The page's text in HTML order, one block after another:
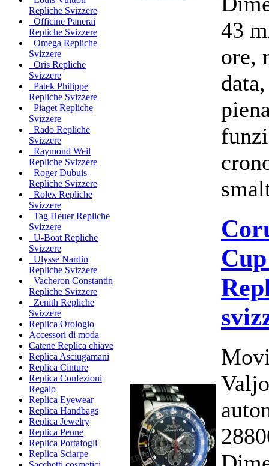
Repliche Svizzere
Officine Panerai
Repliche Svizzere
Omega Repliche
Svizzere
Oris Repliche
Svizzere
Patek Philippe
Repliche Svizzere
Piaget Repliche
Svizzere
Rado Repliche
Svizzere
Raymond Weil
Repliche Svizzere
Roger Dubuis
Repliche Svizzere
Rolex Repliche
Svizzere
Tag Heuer Repliche
Svizzere
U-Boat Repliche
Svizzere
Ulysse Nardin
Repliche Svizzere
Vacheron Constantin
Repliche Svizzere
Zenith Repliche
Svizzere
Replica Orologio
Accessori di moda
Catene Replica chiave
Replica Asciugamani
Replica Cinture
Replica Confezioni
Regalo
Replica Eyewear
Replica Handbags
Replica Jewelry
Replica Penne
Replica Portafogli
Replica Sciarpe
43
ore,